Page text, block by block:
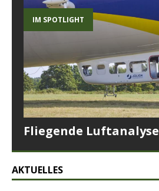
IM SPOTLIGHT
Fliegende Luftanalyse
AKTUELLES